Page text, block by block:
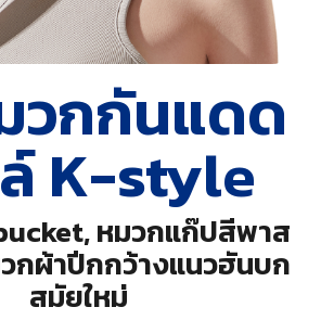
วกกันแดด
K-style
หมวกแก๊ปสีพาส
กผ้าปีกกว้างแนวฮันบก
สมัยใหม่